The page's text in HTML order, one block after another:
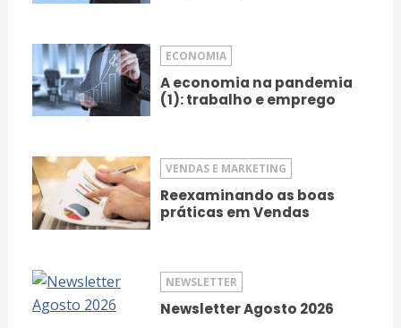
ECONOMIA
A economia na pandemia
(1): trabalho e emprego
VENDAS E MARKETING
Reexaminando as boas
práticas em Vendas
NEWSLETTER
Newsletter Agosto 2026